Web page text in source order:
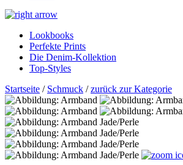
Lookbooks
Perfekte Prints
Die Denim-Kollektion
Top-Styles
Startseite / Schmuck /zurück zur Kategorie